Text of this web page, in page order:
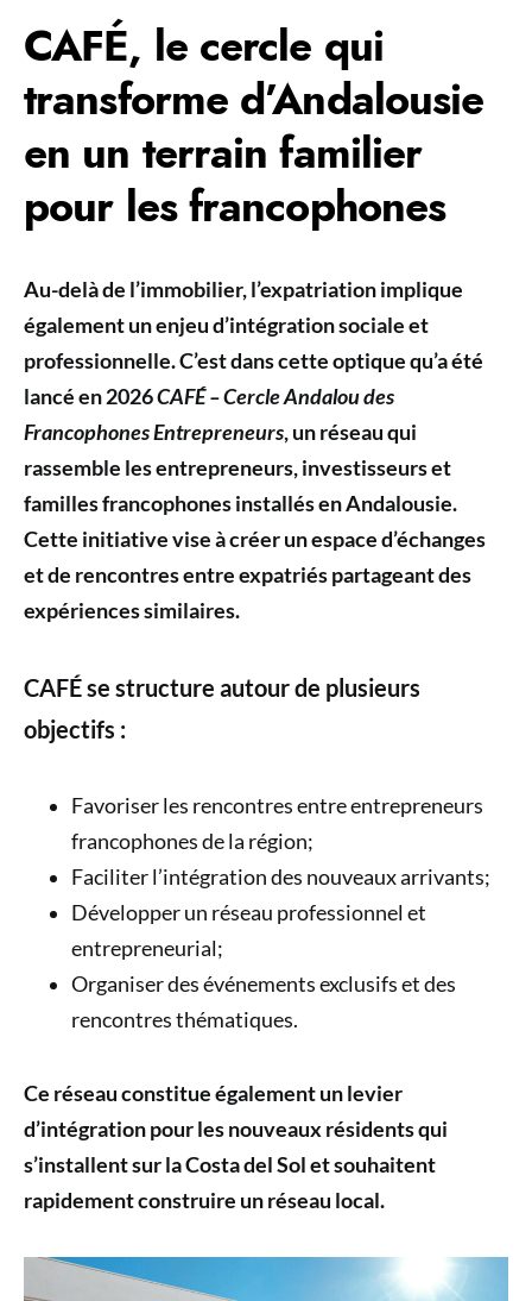
CAFÉ, le cercle qui
transforme d’Andalousie
en un terrain familier
pour les francophones
Au-delà de l’immobilier, l’expatriation implique
également un enjeu d’intégration sociale et
professionnelle. C’est dans cette optique qu’a été
lancé en 2026CAFÉ – Cercle Andaloudes
Francophones Entrepreneurs, un réseau qui
rassemble les entrepreneurs, investisseurs et
familles francophones installés en Andalousie.
Cette initiative vise à créer un espace d’échanges
et de rencontres entre expatriés partageant des
expériences similaires.
CAFÉ se structure autour de plusieurs
objectifs :
Favoriser les rencontres entre entrepreneurs
francophones de la région;
Faciliter l’intégration des nouveaux arrivants;
Développer un réseau professionnel et
entrepreneurial;
Organiser des événements exclusifs et des
rencontres thématiques.
Ce réseau constitue également un levier
d’intégration pour les nouveaux résidents qui
s’installent sur la Costa del Sol et souhaitent
rapidement construire un réseau local.